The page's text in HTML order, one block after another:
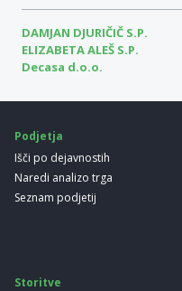
DAMJAN DJURIČIČ S.P.
ELIZABETA ALEŠ S.P.
Decasa d.o.o.
Podjetja
Išči po dejavnostih
Naredi analizo trga
Seznam podjetij
Storitve